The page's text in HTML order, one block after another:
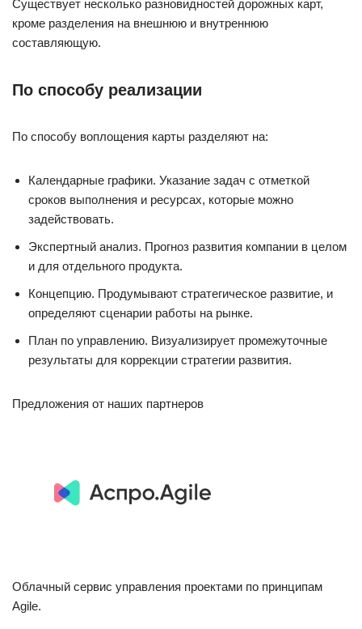
Существует несколько разновидностей дорожных карт,
кроме разделения на внешнюю и внутреннюю
составляющую.
По способу реализации
По способу воплощения карты разделяют на:
Календарные графики. Указание задач с отметкой
сроков выполнения и ресурсах, которые можно
задействовать.
Экспертный анализ. Прогноз развития компании в целом
и для отдельного продукта.
Концепцию. Продумывают стратегическое развитие, и
определяют сценарии работы на рынке.
План по управлению. Визуализирует промежуточные
результаты для коррекции стратегии развития.
Предложения от наших партнеров
Облачный сервис управления проектами по принципам
Agile.